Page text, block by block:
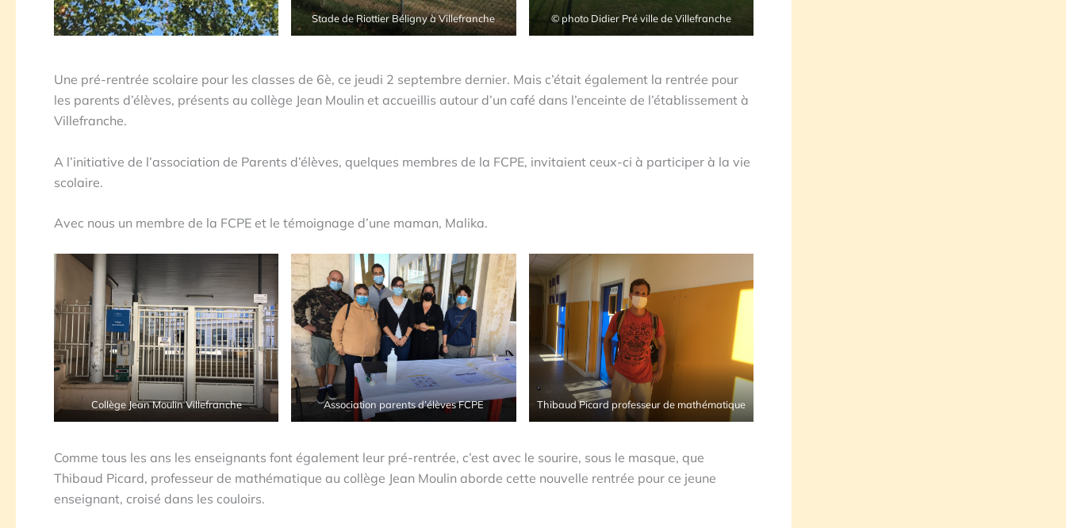
Stade de Riottier Béligny à Villefranche © photo Didier Pré ville de Villefranche
Une pré-rentrée scolaire pour les classes de 6è, ce jeudi 2 septembre dernier. Mais c’était également la rentrée pour
les parents d’élèves, présents au collège Jean Moulin et accueillis autour d’un café dans l’enceinte de l’établissement à
Villefranche.
A l’initiative de l’association de Parents d’élèves, quelques membres de la FCPE, invitaient ceux-ci à participer à la vie
scolaire.
Avec nous un membre de la FCPE et le témoignage d’une maman, Malika.
Collège Jean Moulin Villefranche Association parents d’élèves FCPE Thibaud Picard professeur de mathématique
Comme tous les ans les enseignants font également leur pré-rentrée, c’est avec le sourire, sous le masque, que
Thibaud Picard, professeur de mathématique au collège Jean Moulin aborde cette nouvelle rentrée pour ce jeune
enseignant, croisé dans les couloirs.